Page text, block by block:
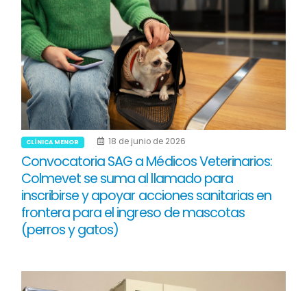
CLÍNICA MENOR 18 de junio de 2026
Convocatoria SAG a Médicos Veterinarios:
Colmevet se suma al llamado para
inscribirse y apoyar acciones sanitarias en
frontera para el ingreso de mascotas
(perros y gatos)